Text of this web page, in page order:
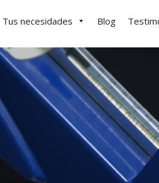
Tus necesidades Blog